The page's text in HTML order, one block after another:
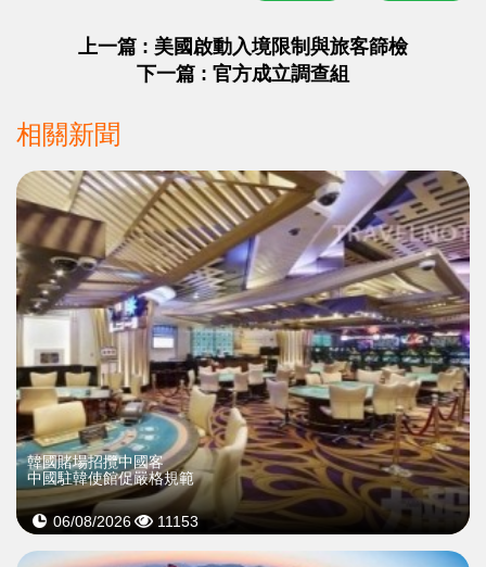
上一篇 : 美國啟動入境限制與旅客篩檢
下一篇 : 官方成立調查組
相關新聞
韓國賭場招攬中國客
中國駐韓使館促嚴格規範
06/08/2026 11153